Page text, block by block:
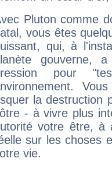
Pluton comme
vous êtes
qui, à
gouverne,
pour
la destruction
- à vivre plus
votre être, à
sur les choses
vie.